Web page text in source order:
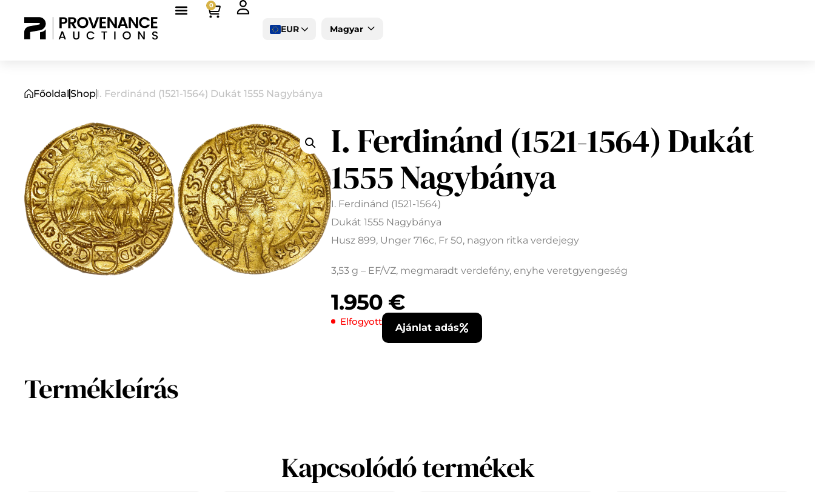
0
EUR
Magyar
FőoldalShopI. Ferdinánd (1521-1564) Dukát 1555 Nagybánya
I. Ferdinánd (1521-1564) Dukát
1555 Nagybánya
I. Ferdinánd (1521-1564)
Dukát 1555 Nagybánya
Husz 899, Unger 716c, Fr 50, nagyon ritka verdejegy
3,53 g – EF/VZ, megmaradt verdefény, enyhe veretgyengeség
1.950 €
Elfogyott Ajánlat adás
Termékleírás
Kapcsolódó termékek